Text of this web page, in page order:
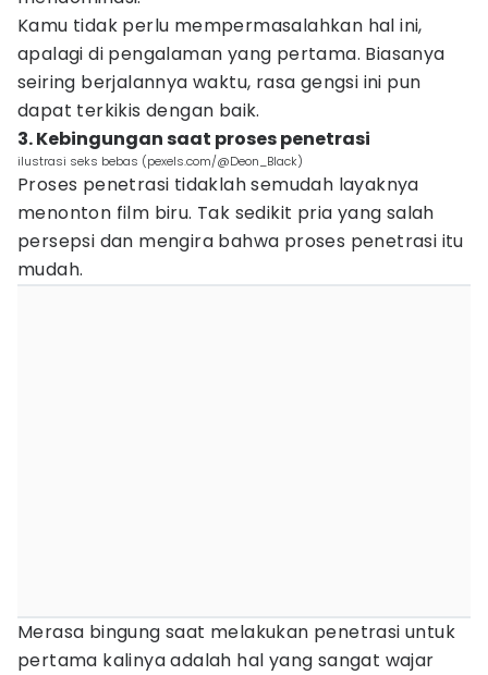
Kamu tidak perlu mempermasalahkan hal ini,
apalagi di pengalaman yang pertama. Biasanya
seiring berjalannya waktu, rasa gengsi ini pun
dapat terkikis dengan baik.
3. Kebingungan saat proses penetrasi
ilustrasi seks bebas (pexels.com/@Deon_Black)
Proses penetrasi tidaklah semudah layaknya
menonton film biru. Tak sedikit pria yang salah
persepsi dan mengira bahwa proses penetrasi itu
mudah.
Merasa bingung saat melakukan penetrasi untuk
pertama kalinya adalah hal yang sangat wajar